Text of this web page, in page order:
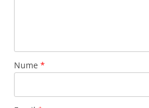
Nume *